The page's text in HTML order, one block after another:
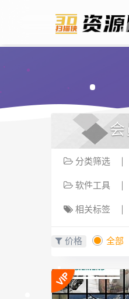
分类筛选
软件工具
相关标签
价格 全部